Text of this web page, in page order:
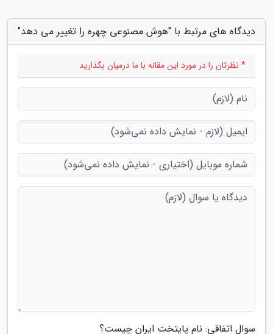
دیدگاه های مرتبط با "هوش مصنوعی چهره را تغییر می دهد"
* نظرتان را در مورد این مقاله با ما درمیان بگذارید
سوال اتفاقی: نام پایتخت ایران چیست؟